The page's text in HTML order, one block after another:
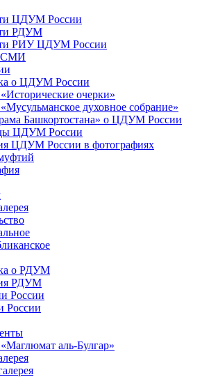
ЦДУМ России
РДУМ
РИУ ЦДУМ России
СМИ
о ЦДУМ России
очерки»
духовное собрание»
Башкортостана» о ЦДУМ России
ЦДУМ России
ЦДУМ России в фотографиях
о РДУМ
РДУМ
России
России
«Маглюмат аль-Булгар»